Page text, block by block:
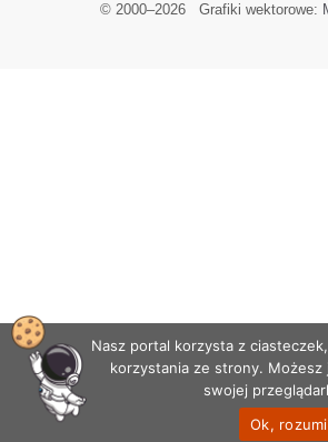
© 2000–2026Grafiki wektorowe:
Nasz portal korzysta z
korzystania ze strony. Możesz
swojej
Ok,